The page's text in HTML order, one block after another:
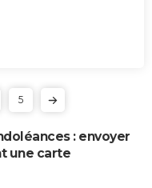
5
: envoyer
une carte